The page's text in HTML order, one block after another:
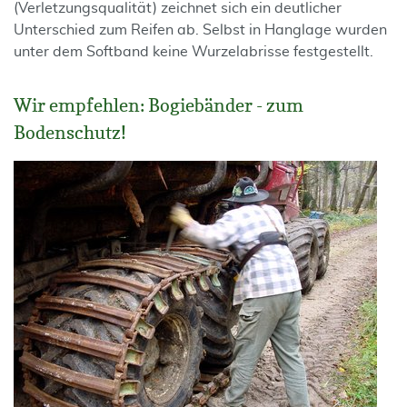
(Verletzungsqualität) zeichnet sich ein deutlicher
Unterschied zum Reifen ab. Selbst in Hanglage wurden
unter dem Softband keine Wurzelabrisse festgestellt.
Wir empfehlen: Bogiebänder - zum
Bodenschutz!